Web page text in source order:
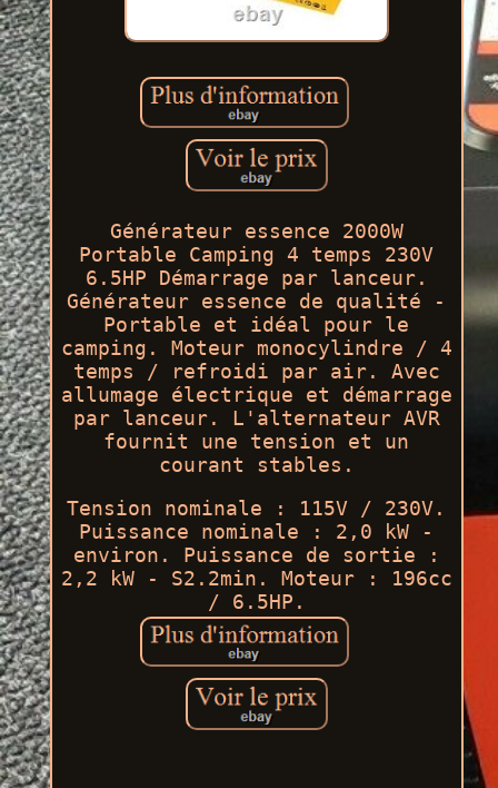
Générateur essence 2000W
Portable Camping 4 temps 230V
6.5HP Démarrage par lanceur.
Générateur essence de qualité -
Portable et idéal pour le
camping. Moteur monocylindre / 4
temps / refroidi par air. Avec
allumage électrique et démarrage
par lanceur. L'alternateur AVR
fournit une tension et un
courant stables.
Tension nominale : 115V / 230V.
Puissance nominale : 2,0 kW -
environ. Puissance de sortie :
2,2 kW - S2.2min. Moteur : 196cc
/ 6.5HP.